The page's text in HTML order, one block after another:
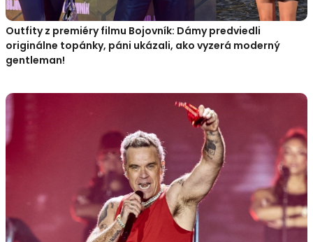
Outfity z premiéry filmu Bojovník: Dámy predviedli
originálne topánky, páni ukázali, ako vyzerá moderný
gentleman!